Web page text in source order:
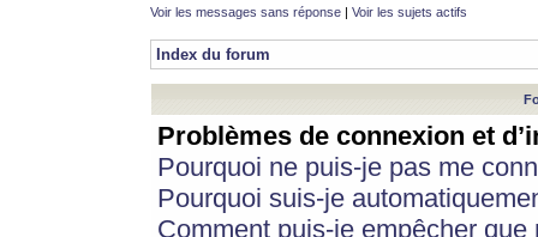
Voir les messages sans réponse | Voir les sujets actifs
Index du forum
Problèmes de connexion et
Pourquoi ne puis-je pas me
Pourquoi suis-je
Comment puis-je empêcher